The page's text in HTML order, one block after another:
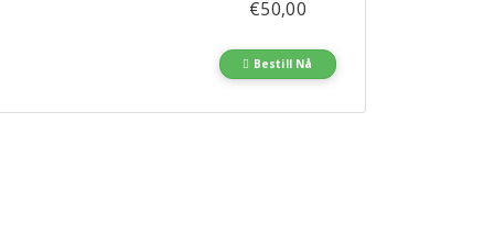
€50,00
Bestill Nå